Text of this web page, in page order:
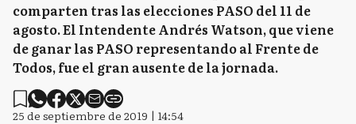
comparten tras las elecciones PASO del 11 de
agosto. El Intendente Andrés Watson, que viene
de ganar las PASO representando al Frente de
Todos, fue el gran ausente de la jornada.
25 de septiembre de 2019 | 14:54